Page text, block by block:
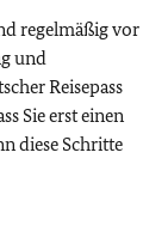
regelmäßig vor
und
Reisepass
Sie erst einen
diese Schritte